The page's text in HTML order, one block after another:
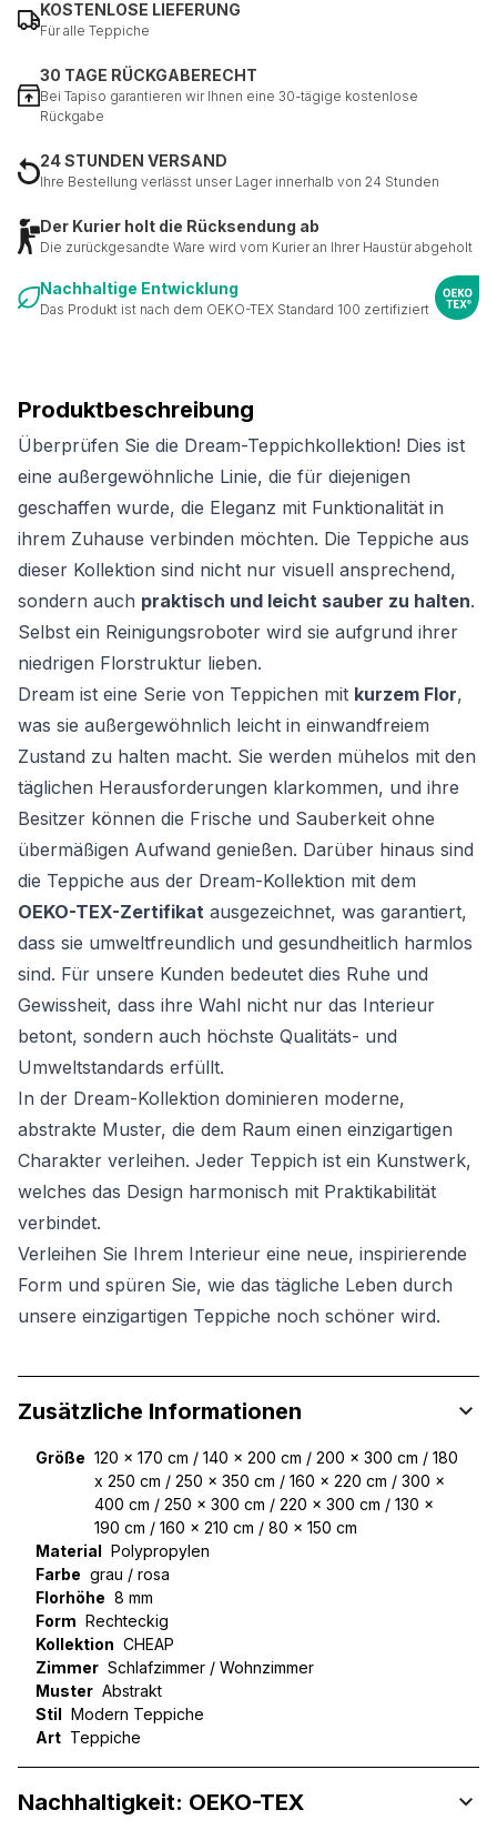
Produktbeschreibung
Überprüfen Sie die Dream-Teppichkollektion! Dies ist
eine außergewöhnliche Linie, die für diejenigen
geschaffen wurde, die Eleganz mit Funktionalität in
ihrem Zuhause verbinden möchten. Die Teppiche aus
dieser Kollektion sind nicht nur visuell ansprechend,
sondern auch praktisch und leicht sauber zu halten.
Selbst ein Reinigungsroboter wird sie aufgrund ihrer
niedrigen Florstruktur lieben.
Dream ist eine Serie von Teppichen mit kurzem Flor,
was sie außergewöhnlich leicht in einwandfreiem
Zustand zu halten macht. Sie werden mühelos mit den
täglichen Herausforderungen klarkommen, und ihre
Besitzer können die Frische und Sauberkeit ohne
übermäßigen Aufwand genießen. Darüber hinaus sind
die Teppiche aus der Dream-Kollektion mit dem
OEKO-TEX-Zertifikat ausgezeichnet, was garantiert,
dass sie umweltfreundlich und gesundheitlich harmlos
sind. Für unsere Kunden bedeutet dies Ruhe und
Gewissheit, dass ihre Wahl nicht nur das Interieur
betont, sondern auch höchste Qualitäts- und
Umweltstandards erfüllt.
In der Dream-Kollektion dominieren moderne,
abstrakte Muster, die dem Raum einen einzigartigen
Charakter verleihen. Jeder Teppich ist ein Kunstwerk,
welches das Design harmonisch mit Praktikabilität
verbindet.
Verleihen Sie Ihrem Interieur eine neue, inspirierende
Form und spüren Sie, wie das tägliche Leben durch
unsere einzigartigen Teppiche noch schöner wird.
KOSTENLOSE LIEFERUNG
Für alle Teppiche
30 TAGE RÜCKGABERECHT
Bei Tapiso garantieren wir Ihnen eine 30-tägige kostenlose
Rückgabe
24 STUNDEN VERSAND
Ihre Bestellung verlässt unser Lager innerhalb von 24 Stunden
Der Kurier holt die Rücksendung ab
Die zurückgesandte Ware wird vom Kurier an Ihrer Haustür abgeholt
Nachhaltige Entwicklung
Das Produkt ist nach dem OEKO-TEX Standard 100 zertifiziert
Zusätzliche Informationen
Größe 120 x 170 cm / 140 x 200 cm / 200 x 300 cm / 180
x 250 cm / 250 x 350 cm / 160 x 220 cm / 300 x
400 cm / 250 x 300 cm / 220 x 300 cm / 130 x
190 cm / 160 x 210 cm / 80 x 150 cm
Material Polypropylen
Farbe grau / rosa
Florhöhe 8 mm
Form Rechteckig
Kollektion CHEAP
Zimmer Schlafzimmer / Wohnzimmer
Muster Abstrakt
Stil Modern Teppiche
Art Teppiche
Nachhaltigkeit: OEKO-TEX